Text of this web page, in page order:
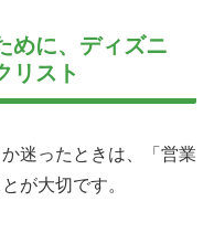
めに、ディズニ
リスト
迷ったときは、「営業
が大切です。